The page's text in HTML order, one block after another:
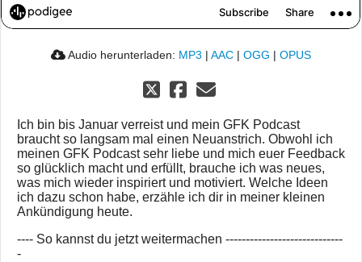
Audio herunterladen: MP3 | AAC | OGG | OPUS
Ich bin bis Januar verreist und mein GFK Podcast
braucht so langsam mal einen Neuanstrich. Obwohl ich
meinen GFK Podcast sehr liebe und mich euer Feedback
so glücklich macht und erfüllt, brauche ich was neues,
was mich wieder inspiriert und motiviert. Welche Ideen
ich dazu schon habe, erzähle ich dir in meiner kleinen
Ankündigung heute.
---- So kannst du jetzt weitermachen -----------------------------
-